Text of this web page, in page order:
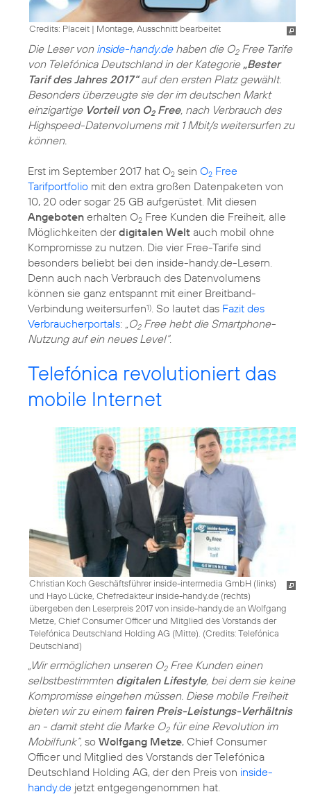
Credits: Placeit | Montage, Ausschnitt bearbeitet
Die Leser von inside-handy.dehaben die O2Free Tarife
von Telefónica Deutschland in der Kategorie „Bester
Tarif des Jahres 2017“auf den ersten Platz gewählt.
Besonders überzeugte sie der im deutschen Markt
einzigartige Vorteil von O2Free, nach Verbrauch des
Highspeed-Datenvolumens mit 1 Mbit/s weitersurfen zu
können.
Erst im September 2017 hat O2 sein O2 Free
Tarifportfolio mit den extra großen Datenpaketen von
10, 20 oder sogar 25 GB aufgerüstet. Mit diesen
Angeboten erhalten O2 Free Kunden die Freiheit, alle
Möglichkeiten derdigitalen Welt auch mobil ohne
Kompromisse zu nutzen. Die vier Free-Tarife sind
besonders beliebt bei den inside-handy.de-Lesern.
Denn auch nach Verbrauch des Datenvolumens
können sie ganz entspannt mit einer Breitband-
Verbindung weitersurfen1) . So lautet das Fazit des
Verbraucherportals: „O2Free hebt die Smartphone-
Nutzung auf ein neues Level“.
Telefónica revolutioniert das
mobile Internet
Christian Koch Geschäftsführer inside-intermedia GmbH (links)
und Hayo Lücke, Chefredakteur inside-handy.de (rechts)
übergeben den Leserpreis 2017 von inside-handy.de an Wolfgang
Metze, Chief Consumer Officer und Mitglied des Vorstands der
Telefónica Deutschland Holding AG (Mitte). (Credits: Telefónica
Deutschland)
„Wir ermöglichen unseren O2Free Kunden einen
selbstbestimmten digitalen Lifestyle, bei dem sie keine
Kompromisse eingehen müssen. Diese mobile Freiheit
bieten wir zu einem fairen Preis-Leistungs-Verhältnis
an - damit steht die Marke O2für eine Revolution im
Mobilfunk“, so Wolfgang Metze, Chief Consumer
Officer und Mitglied des Vorstands der Telefónica
Deutschland Holding AG, der den Preis von inside-
handy.de jetzt entgegengenommen hat.